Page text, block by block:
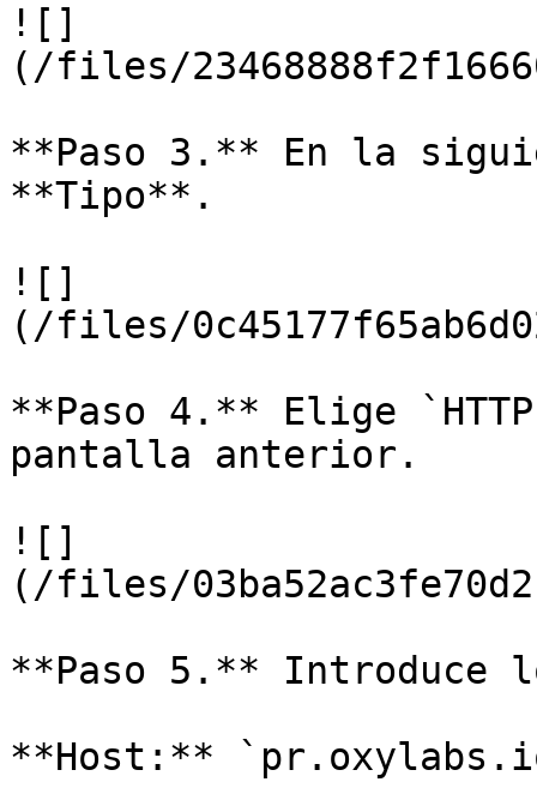
![]
(/files/
**Paso 3.** En la
**Tipo**.
![]
(/files/
**Paso 4.** Elige
pantalla anterior.
![]
(/files/
**Paso 5.** Introduce
**Host:**